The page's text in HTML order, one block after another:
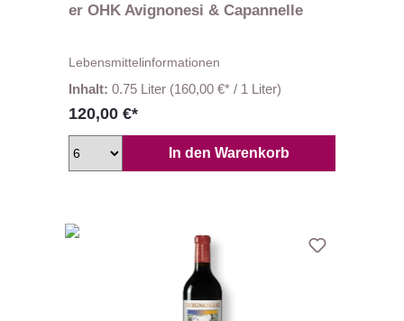
er OHK Avignonesi & Capannelle
Lebensmittelinformationen
Inhalt: 0.75 Liter (160,00 €* / 1 Liter)
120,00 €*
In den Warenkorb